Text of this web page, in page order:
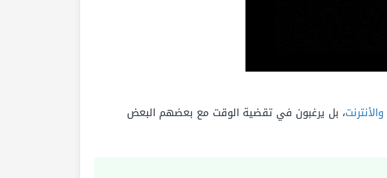
والأنترنت، بل يرغبون في تقضية الوقت مع بعضهم البعض